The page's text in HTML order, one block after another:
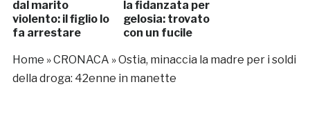
dal marito
violento: il figlio lo
fa arrestare
la fidanzata per
gelosia: trovato
con un fucile
Home »CRONACA »Ostia, minaccia la madre per i soldi
della droga: 42enne in manette